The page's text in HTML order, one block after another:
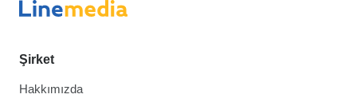
Şirket
Hakkımızda